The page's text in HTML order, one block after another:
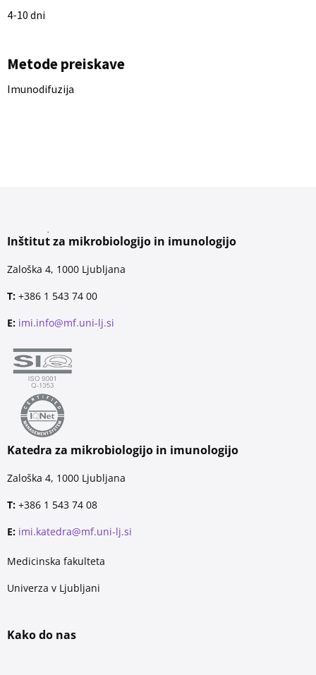
4-10 dni
Metode preiskave
Imunodifuzija
Inštitut za mikrobiologijo in imunologijo
Zaloška 4, 1000 Ljubljana
T: +386 1 543 74 00
E: imi.info@mf.uni-lj.si
Katedra za mikrobiologijo in imunologijo
Zaloška 4, 1000 Ljubljana
T: +386 1 543 74 08
E: imi.katedra@mf.uni-lj.si
Medicinska fakulteta
Univerza v Ljubljani
Kako do nas